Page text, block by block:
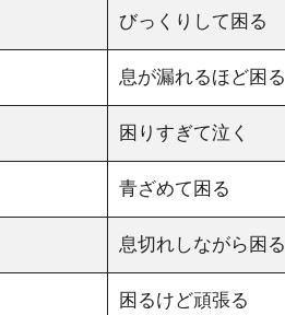
びっくりして困る
息が漏れるほど困る
困りすぎて泣く
青ざめて困る
息切れしながら困る
困るけど頑張る